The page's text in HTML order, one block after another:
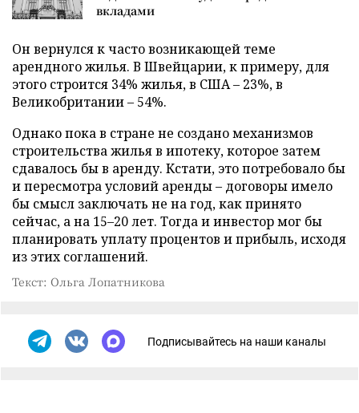
вкладами
Он вернулся к часто возникающей теме
арендного жилья. В Швейцарии, к примеру, для
этого строится 34% жилья, в США – 23%, в
Великобритании – 54%.
Однако пока в стране не создано механизмов
строительства жилья в ипотеку, которое затем
сдавалось бы в аренду. Кстати, это потребовало бы
и пересмотра условий аренды – договоры имело
бы смысл заключать не на год, как принято
сейчас, а на 15–20 лет. Тогда и инвестор мог бы
планировать уплату процентов и прибыль, исходя
из этих соглашений.
Текст: Ольга Лопатникова
Подписывайтесь на наши каналы